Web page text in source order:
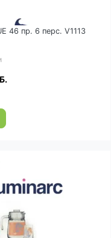
46 пр. 6 перс. V1113